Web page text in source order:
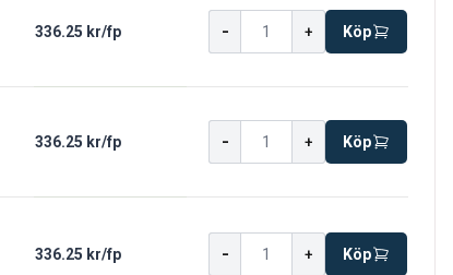
336.25 kr/fp - + Köp
336.25 kr/fp - + Köp
336.25 kr/fp - + Köp